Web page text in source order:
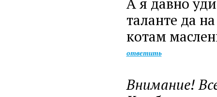
таланте да
котам
ответить
Внимание!